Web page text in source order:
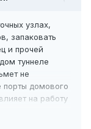
узлах,
запаковать
и прочей
туннеле
не
домового
на работу